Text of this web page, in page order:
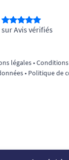
sur Avis vérifiés
légales•
• Politique de